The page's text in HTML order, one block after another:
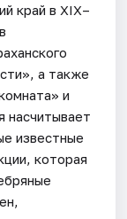
край в XIX–
а также
и
насчитывает
известные
которая